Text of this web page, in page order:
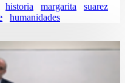
historia margarita
suarez
humanidades